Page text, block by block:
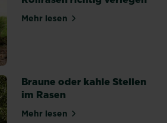
Mehr lesenüber Rollrasen richtig
Braune oder kahle Stellen
im Rasen
Mehr lesenüber Braune oder kahle